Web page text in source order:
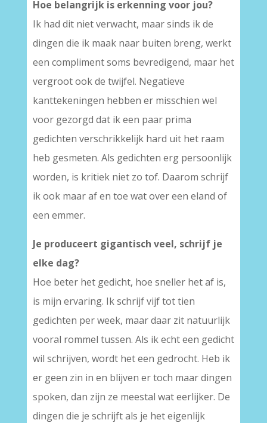
Hoe belangrijk is erkenning voor jou?
Ik had dit niet verwacht, maar sinds ik de
dingen die ik maak naar buiten breng, werkt
een compliment soms bevredigend, maar het
vergroot ook de twijfel. Negatieve
kanttekeningen hebben er misschien wel
voor gezorgd dat ik een paar prima
gedichten verschrikkelijk hard uit het raam
heb gesmeten. Als gedichten erg persoonlijk
worden, is kritiek niet zo tof. Daarom schrijf
ik ook maar af en toe wat over een eland of
een emmer.
Je produceert gigantisch veel, schrijf je
elke dag?
Hoe beter het gedicht, hoe sneller het af is,
is mijn ervaring. Ik schrijf vijf tot tien
gedichten per week, maar daar zit natuurlijk
vooral rommel tussen. Als ik echt een gedicht
wil schrijven, wordt het een gedrocht. Heb ik
er geen zin in en blijven er toch maar dingen
spoken, dan zijn ze meestal wat eerlijker. De
dingen die je schrijft als je het eigenlijk